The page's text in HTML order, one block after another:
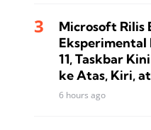
Microsoft Rilis
Eksperimental
11, Taskbar
ke Atas, Kiri,
6 hours ago